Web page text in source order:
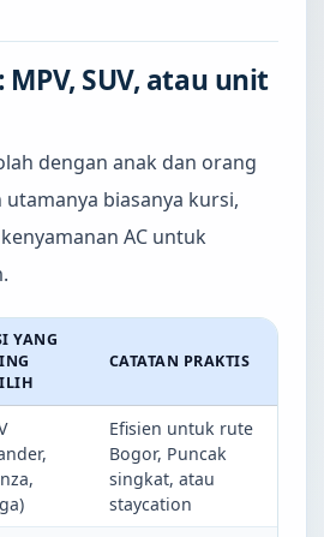
SUV, atau unit
dengan anak dan orang
biasanya kursi,
AC untuk
YANG
CATATAN PRAKTIS
Efisien untuk rute
Bogor, Puncak
singkat, atau
staycation